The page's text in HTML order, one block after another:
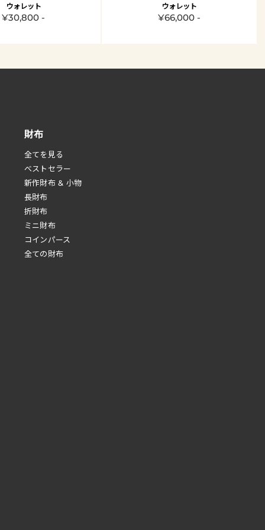
ウォレット
¥30,800 -
ウォレット
¥66,000 -
財布
全てを見る
べストセラー
新作財布 & 小物
長財布
折財布
ミニ財布
コインパース
全ての財布